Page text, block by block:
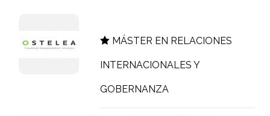
MÁSTER EN RELACIONES
INTERNACIONALES Y
GOBERNANZA